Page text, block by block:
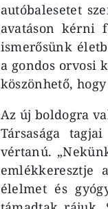
autóbalesetet
avatáson kérni
ismerősünk
a gondos orvosi
köszönhető,
Az új boldogra
Társasága
vértanú.
emlékkeresztje
élelmet és